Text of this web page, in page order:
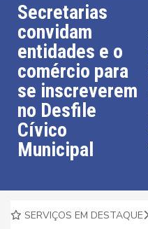
Secretarias
convidam
entidades e o
comércio para
se inscreverem
no Desfile
Cívico
Municipal
SERVIÇOS EM DESTAQUE